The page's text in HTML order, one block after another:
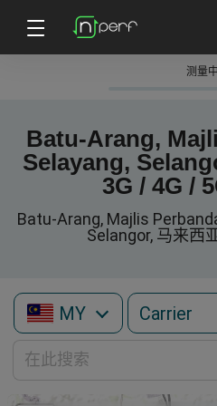
测量中
Batu-Arang,
Selayang,
3G / 4G /
Batu-Arang, Majlis
Selangor, 马来西
MY